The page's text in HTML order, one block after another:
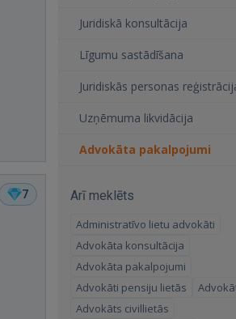
7
Juridiskā konsultācija
Līgumu sastādīšana
Juridiskās personas
Uzņēmuma likvidācija
Advokāta pakalpojumi
Arī meklēts
Administratīvo lietu advokāti
Advokāta konsultācija
Advokāta pakalpojumi
Advokāti pensiju lietās
Advokāts civillietās